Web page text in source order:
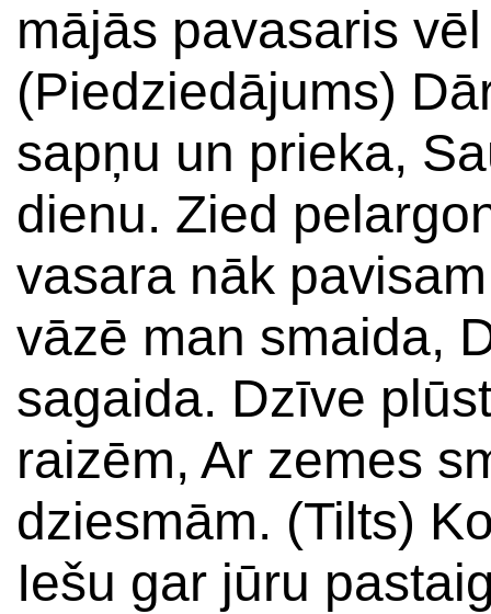
mājās pavasaris
(Piedziedājums)
sapņu un prieka,
dienu. Zied
vasara nāk
vāzē man smaida,
sagaida. Dzīve
raizēm, Ar zemes
dziesmām. (Tilts)
Iešu gar jūru